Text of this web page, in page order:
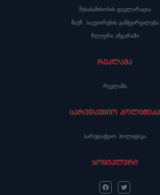
შესაბამისობის დეკლარაცია
მაუწ. საკუთრების გამჭვირვალება
წლიური ანგარიში
რეკლამა
რეკლამა
სარედაქციო პოლიტიკა
სარედაქციო პოლიტიკა
სოციალური